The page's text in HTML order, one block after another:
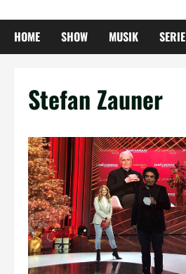
HOME SHOW MUSIK SERIE
Stefan Zauner